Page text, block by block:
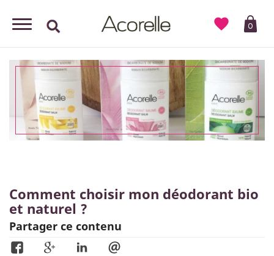
0

Comment choisir mon déodorant bio
et naturel ?
Partager ce contenu